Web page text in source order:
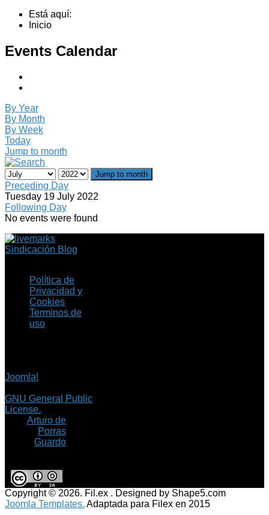
Está aquí:
Inicio
Events Calendar
By Year
By Month
By Week
Today
Jump to month
Jump to month
Preceding Day
Tuesday 19 July 2022
Following Day
No events were found
Sindicación Blog
Política de
Privacidad y
Cookies
Terminos de
uso
Joomla!
GNU General Public
License.
Arturo de
Porras
Guardo
Copyright © 2026. Fil.ex . Designed by Shape5.com
Joomla Templates. Adaptada para Filex en 2015